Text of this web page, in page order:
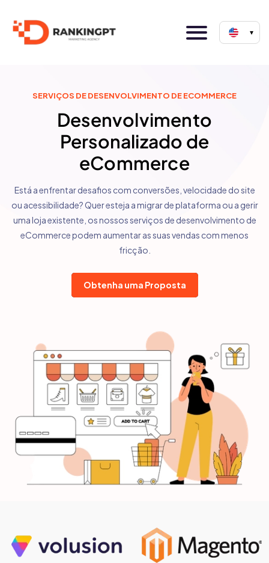
▾
SERVIÇOS DE DESENVOLVIMENTO DE ECOMMERCE
Desenvolvimento
Personalizado de
eCommerce
Está a enfrentar desafios com conversões, velocidade do site
ou acessibilidade? Quer esteja a migrar de plataforma ou a gerir
uma loja existente, os nossos serviços de desenvolvimento de
eCommerce podem aumentar as suas vendas com menos
fricção.
Obtenha uma Proposta